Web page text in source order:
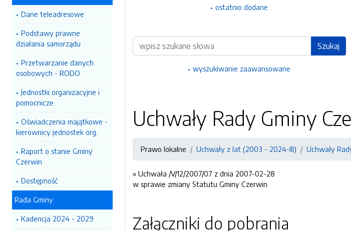
Dane teleadresowe
Podstawy prawne
działania samorządu
Przetwarzanie danych
osobowych - RODO
Jednostki organizacyjne i
pomocnicze
Oświadczenia majątkowe -
kierownicy jednostek org.
Raport o stanie Gminy
Czerwin
Dostępność
Rada Gminy
Kadencja 2024 - 2029
ostatnio dodane
Wyszukiwarka Szukaj
wyszukiwanie zaawansowane
Uchwały Rady Gminy
Prawo lokalne Uchwały z lat (2003 - 2024-III) Uchwały
» Uchwała /V/12/2007/07 z dnia 2007-02-28
w sprawie zmiany Statutu Gminy Czerwin
Załączniki do pobrania